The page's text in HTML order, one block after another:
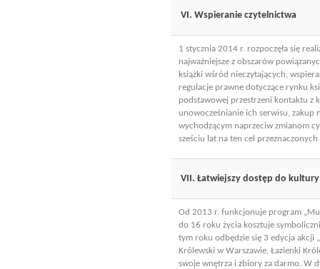
VI. Wspieranie czytelnictwa
1 stycznia 2014 r. rozpoczęła się
najważniejsze z obszarów
książki wśród nieczytających,
regulacje prawne dotyczące rynku
podstawowej przestrzeni kontaktu z
unowocześnianie ich serwisu, zakup
wychodzącym naprzeciw zmianom
sześciu lat na ten cel
VII. Łatwiejszy dostęp do kultury
Od 2013 r. funkcjonuje program
do 16 roku życia kosztuje
tym roku odbędzie się 3 edycja akcji
Królewski w Warszawie, Łazienki
swoje wnętrza i zbiory za darmo. W